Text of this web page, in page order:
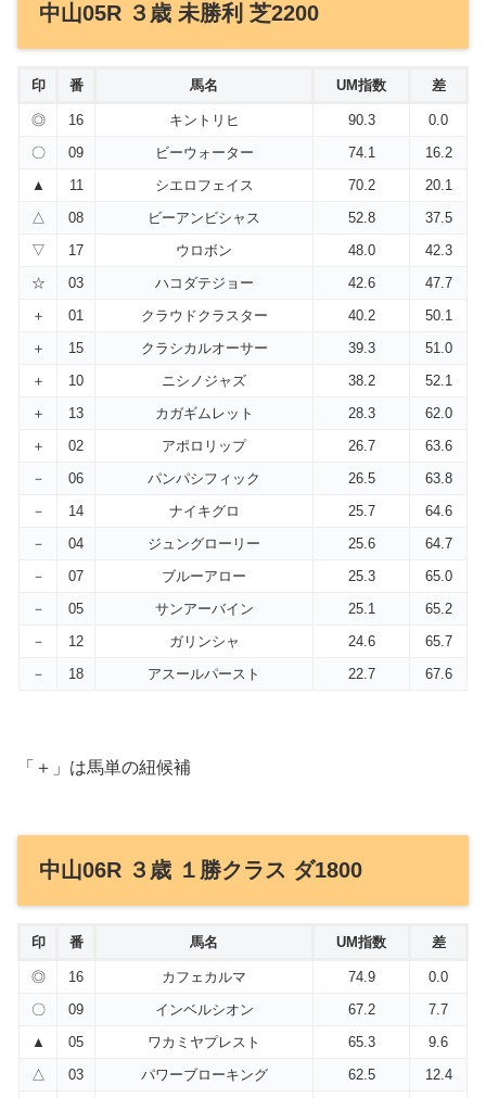
中山05R ３歳 未勝利 芝2200
印 番 馬名 UM指数 差
◎ 16 キントリヒ 90.3
0.0
〇
09 ビーウォーター 74.1
16.2
▲
11 シエロフェイス 70.2
20.1
△
08 ビーアンビシャス 52.8
37.5
▽
17 ウロボン 48.0
42.3
☆
03 ハコダテジョー 42.6
47.7
＋
01 クラウドクラスター 40.2
50.1
＋
15 クラシカルオーサー 39.3
51.0
＋
10 ニシノジャズ 38.2
52.1
＋
13 カガギムレット 28.3
62.0
＋
02 アポロリップ 26.7
63.6
－
06 パンパシフィック 26.5
63.8
－
14 ナイキグロ 25.7
64.6
－
04 ジュングローリー 25.6
64.7
－
07 ブルーアロー 25.3
65.0
－
05 サンアーバイン 25.1
65.2
－
12 ガリンシャ 24.6
65.7
－
18 アスールパースト 22.7 67.6
「＋」は馬単の紐候補
中山06R ３歳 １勝クラス ダ1800
印 番 馬名 UM指数 差
◎ 16 カフェカルマ 74.9
0.0
〇
09 インベルシオン 67.2
7.7
▲
05 ワカミヤプレスト 65.3
9.6
△
03 パワーブローキング 62.5
12.4